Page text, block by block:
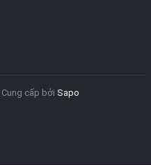
Cung cấp bởi Sapo